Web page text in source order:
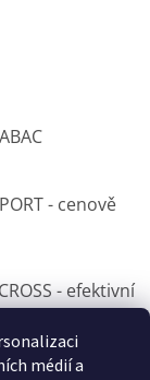
médií a
- cenově
- efektivní